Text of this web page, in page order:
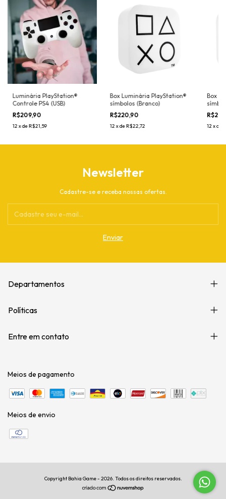
Luminária PlayStation®
Controle PS4 (USB)
R$209,90
12 xdeR$21,59
Box Luminária PlayStation®
símbolos (Branco)
R$220,90
12xdeR$22,72
Box
12xde
Newsletter
Cadastre-se e receba nossas ofertas.
Departamentos
Políticas
Entre em contato
Meios de pagamento
Meios de envio
Copyright Bahia Game - 2026. Todos os direitos reservados.